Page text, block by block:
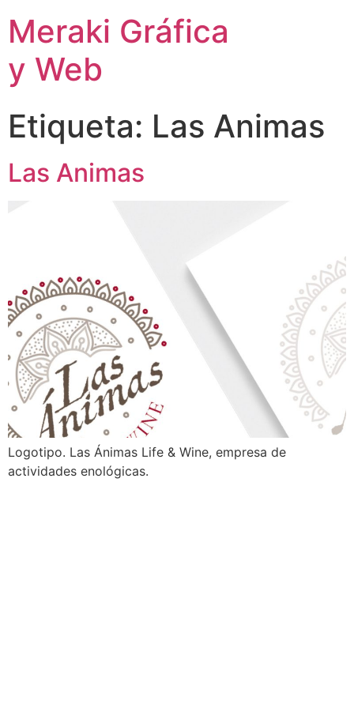
Meraki Gráfica
y Web
Etiqueta: Las Animas
Las Animas
Logotipo. Las Ánimas Life & Wine, empresa de
actividades enológicas.